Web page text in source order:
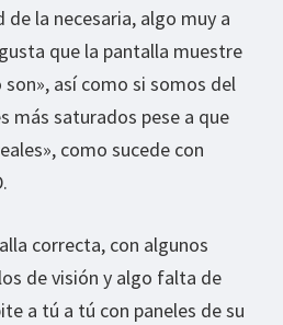
la necesaria, algo muy a
que la pantalla muestre
así como si somos del
más saturados pese a que
como sucede con
correcta, con algunos
de visión y algo falta de
a tú a tú con paneles de su